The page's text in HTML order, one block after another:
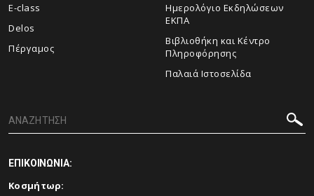
E-class
Delos
Πέργαμος
Ημερολόγιο Εκδηλώσεων
ΕΚΠΑ
Βιβλιοθήκη και Κέντρο
Πληροφόρησης
Παλαιά Ιστοσελίδα
ΕΠΙΚΟΙΝΩΝΙΑ:
Κοσμήτωρ: